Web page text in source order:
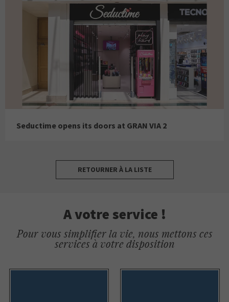
Seductime opens its doors at GRAN VIA 2
RETOURNER À LA LISTE
A votre service !
Pour vous simplifier la vie, nous mettons ces
services à votre disposition